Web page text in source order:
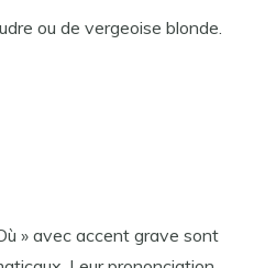
ou de vergeoise blonde.
» avec accent grave sont